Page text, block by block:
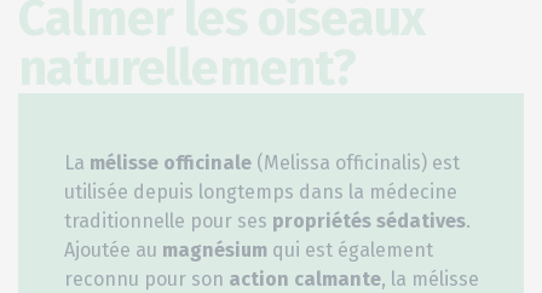
Calmer les oiseaux
naturellement?
La mélisse officinale (Melissa officinalis) est
utilisée depuis longtemps dans la médecine
traditionnelle pour ses propriétés sédatives.
Ajoutée au magnésium qui est également
reconnu pour son action calmante, la mélisse